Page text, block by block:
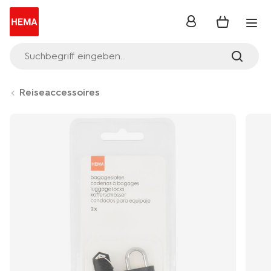
Suchbegriff eingeben...
Anmelden
Reiseaccessoires